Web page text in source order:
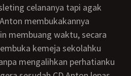
membukakannya
membuang waktu, secara
kemeja sekolahku
mengalihkan perhatianku